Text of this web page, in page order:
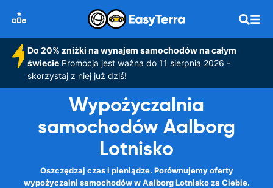
Do 20% zniżki na wynajem samochodów na całym
świeciePromocja jest ważna do 11 sierpnia 2026 -
skorzystaj z niej już dziś!
Wypożyczalnia
samochodów Aalborg
Lotnisko
Oszczędzaj czas i pieniądze. Porównujemy oferty
wypożyczalni samochodów w Aalborg Lotnisko za Ciebie.